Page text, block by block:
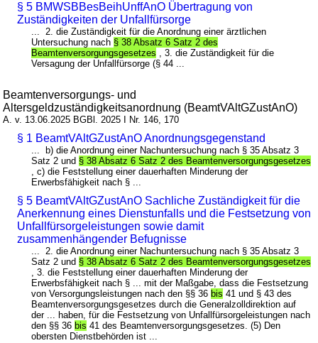
§ 5 BMWSBBesBeihUnffAnO Übertragung von
Zuständigkeiten der Unfallfürsorge
... 2. die Zuständigkeit für die Anordnung einer ärztlichen
Untersuchung nach § 38 Absatz 6 Satz 2 des
Beamtenversorgungsgesetzes , 3. die Zuständigkeit für die
Versagung der Unfallfürsorge (§ 44 ...
Beamtenversorgungs- und
Altersgeldzuständigkeitsanordnung (BeamtVAltGZustAnO)
A. v. 13.06.2025 BGBl. 2025 I Nr. 146, 170
§ 1 BeamtVAltGZustAnO Anordnungsgegenstand
... b) die Anordnung einer Nachuntersuchung nach § 35 Absatz 3
Satz 2 und § 38 Absatz 6 Satz 2 des Beamtenversorgungsgesetzes
, c) die Feststellung einer dauerhaften Minderung der
Erwerbsfähigkeit nach § ...
§ 5 BeamtVAltGZustAnO Sachliche Zuständigkeit für die
Anerkennung eines Dienstunfalls und die Festsetzung von
Unfallfürsorgeleistungen sowie damit
zusammenhängender Befugnisse
... 2. die Anordnung einer Nachuntersuchung nach § 35 Absatz 3
Satz 2 und § 38 Absatz 6 Satz 2 des Beamtenversorgungsgesetzes
, 3. die Feststellung einer dauerhaften Minderung der
Erwerbsfähigkeit nach § ... mit der Maßgabe, dass die Festsetzung
von Versorgungsleistungen nach den §§ 36 bis 41 und § 43 des
Beamtenversorgungsgesetzes durch die Generalzolldirektion auf
der ... haben, für die Festsetzung von Unfallfürsorgeleistungen nach
den §§ 36 bis 41 des Beamtenversorgungsgesetzes. (5) Den
obersten Dienstbehörden ist ...